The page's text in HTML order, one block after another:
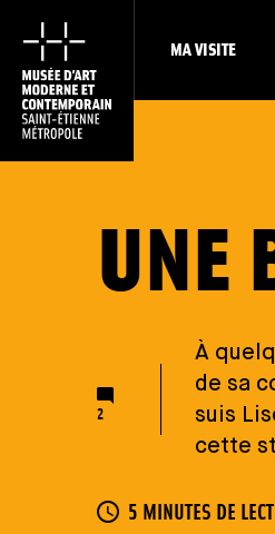
MA VISITE
UNE
À
de sa
suis
cette
Nombre de commentaires
2
TEMPS DE
5 MINUTES DE